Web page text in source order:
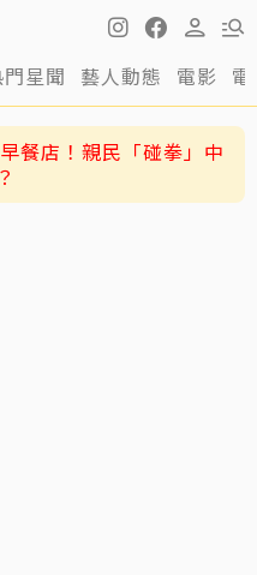
門星聞 藝人動態 電影
餐店！親民「碰拳」中